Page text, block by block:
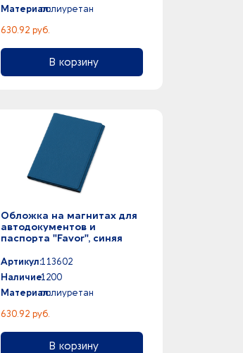
Материал:полиуретан
630.92 руб.
В корзину
Обложка на магнитах для
автодокументов и
паспорта "Favor", синяя
Артикул:113602
Наличие:1200
Материал:полиуретан
630.92 руб.
В корзину